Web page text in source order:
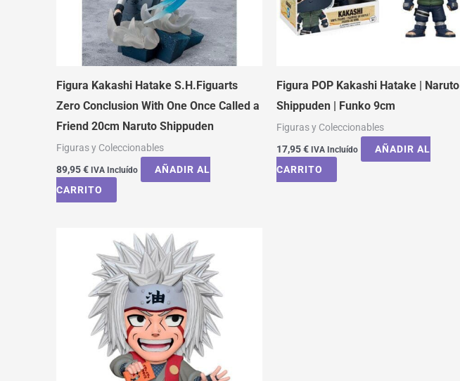
Figura Kakashi Hatake S.H.Figuarts
Zero Conclusion With One Once Called a
Friend 20cm Naruto Shippuden
Figuras y Coleccionables
89,95€ IVA Incluído
AÑADIR AL
CARRITO
Figura POP Kakashi Hatake | Naruto
Shippuden | Funko 9cm
Figuras y Coleccionables
17,95€ IVA Incluído
AÑADIR AL
CARRITO